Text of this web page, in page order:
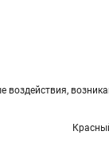
воздействия,